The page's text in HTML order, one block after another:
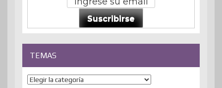
Suscribirse
TEMAS
Temas